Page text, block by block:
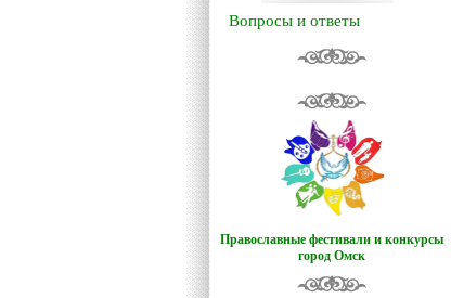
Вопросы и ответы
Православные фестивали и конкурсы
город Омск